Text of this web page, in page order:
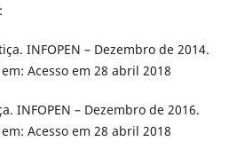
INFOPEN – Dezembro de 2014.
Acesso em 28 abril 2018
INFOPEN – Dezembro de 2016.
Acesso em 28 abril 2018